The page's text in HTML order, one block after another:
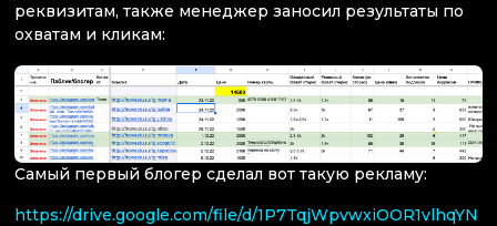
реквизитам, также менеджер заносил результаты по
охватам и кликам:
Самый первый блогер сделал вот такую рекламу:
https://drive.google.com/file/d/1P7TqjWpvwxiOOR1vlhqYN